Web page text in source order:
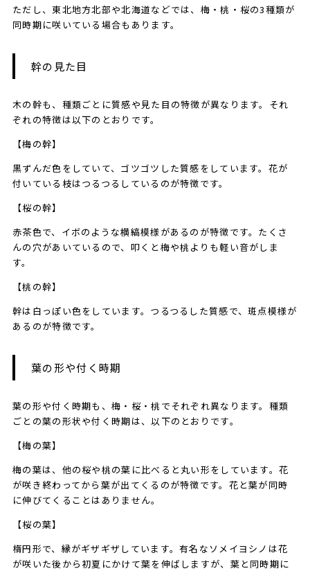
ただし、東北地方北部や北海道などでは、梅・桃・桜の3種類が
同時期に咲いている場合もあります。
幹の見た目
木の幹も、種類ごとに質感や見た目の特徴が異なります。それ
ぞれの特徴は以下のとおりです。
【梅の幹】
黒ずんだ色をしていて、ゴツゴツした質感をしています。花が
付いている枝はつるつるしているのが特徴です。
【桜の幹】
赤茶色で、イボのような横縞模様があるのが特徴です。たくさ
んの穴があいているので、叩くと梅や桃よりも軽い音がしま
す。
【桃の幹】
幹は白っぽい色をしています。つるつるした質感で、斑点模様が
あるのが特徴です。
葉の形や付く時期
葉の形や付く時期も、梅・桜・桃でそれぞれ異なります。種類
ごとの葉の形状や付く時期は、以下のとおりです。
【梅の葉】
梅の葉は、他の桜や桃の葉に比べると丸い形をしています。花
が咲き終わってから葉が出てくるのが特徴です。花と葉が同時
に伸びてくることはありません。
【桜の葉】
楕円形で、縁がギザギザしています。有名なソメイヨシノは花
が咲いた後から初夏にかけて葉を伸ばしますが、葉と同時期に